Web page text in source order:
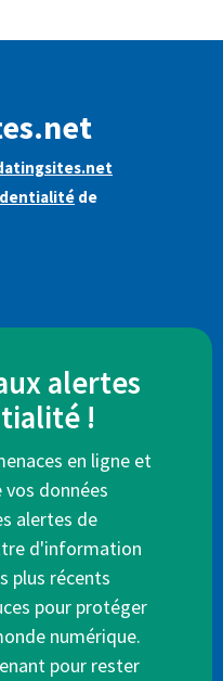
de
alertes
!
en ligne et
données
alertes de
d'information
plus récents
pour protéger
numérique.
pour rester